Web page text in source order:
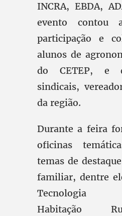
INCRA, EBDA,
evento contou
participação e
alunos de
do CETEP, e
sindicais,
da região.
Durante a feira
oficinas
temas de
familiar, dentre
Tecnologia
Habitação